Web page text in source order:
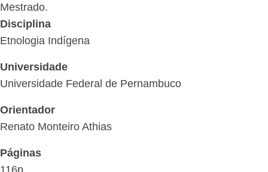
Mestrado.
Disciplina
Etnologia Indígena
Universidade
Universidade Federal de Pernambuco
Orientador
Renato Monteiro Athias
Páginas
116p.